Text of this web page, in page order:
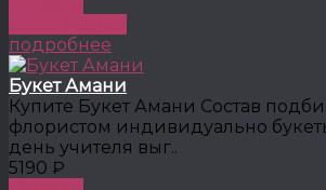
подробнее
Букет Амани
Купите Букет Амани Состав
флористом индивидуально
день учителя выг..
5190 ₽